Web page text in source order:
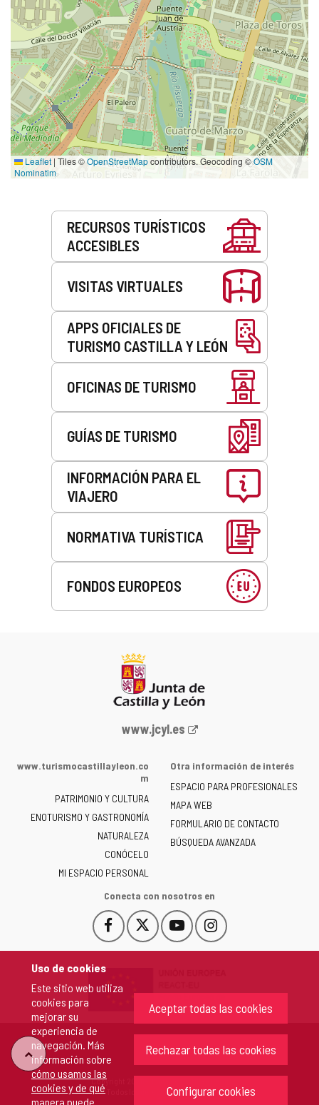
Uso de cookies
Este sitio web utiliza
cookies para
mejorar su
experiencia de
navegación. Más
información sobre
cómo usamos las
cookies y de qué
manera puede
Aceptar todas las cookies
Rechazar todas las cookies
Configurar cookies
Leaflet | Tiles ©OpenStreetMapcontributors. Geocoding ©OSM
Nominatim
RECURSOS TURÍSTICOS
ACCESIBLES
VISITAS VIRTUALES
APPS OFICIALES DE
TURISMO CASTILLA Y LEÓN
OFICINAS DE TURISMO
GUÍAS DE TURISMO
INFORMACIÓN PARA EL
VIAJERO
NORMATIVA TURÍSTICA
FONDOS EUROPEOS
Portal
la
de
Castilla
y
León
-
www.jcyl.es
www.turismocastillayleon.co
m
PATRIMONIO Y CULTURA
ENOTURISMO Y GASTRONOMÍA
NATURALEZA
CONÓCELO
MI ESPACIO PERSONAL
Otra información de interés
ESPACIO PARA PROFESIONALES
MAPA WEB
FORMULARIO DE CONTACTO
BÚSQUEDA AVANZADA
Conecta con nosotros en
Facebook
Este
enlace
en
nueva.
Este
enlace
una
ventana
nueva.
YouTube
Este
enlace
una
ventana
nueva.
Instagram
Este
enlace
una
ventana
nueva.
"Volver
arriba"
Copyright 2026 - Junta de Castilla y León
Todos los derechos reservados.